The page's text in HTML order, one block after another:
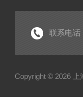
联系电话
Copyright © 2026